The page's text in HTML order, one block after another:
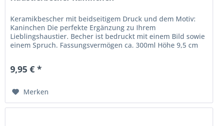
Keramikbescher mit beidseitigem Druck und dem Motiv:
Kaninchen Die perfekte Ergänzung zu Ihrem
Lieblingshaustier. Becher ist bedruckt mit einem Bild sowie
einem Spruch. Fassungsvermögen ca. 300ml Höhe 9,5 cm
9,95 € *
Merken